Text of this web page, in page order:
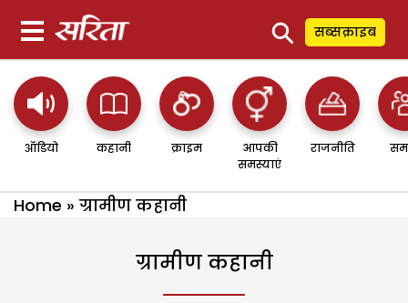
⚲ सब्सक्राइब
ऑडियो कहानी क्राइम
आपकी
समस्याएं
राजनीति
Home » ग्रामीण कहानी
ग्रामीण कहानी